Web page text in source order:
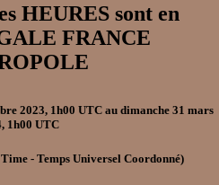
HEURES sont en
FRANCE
2023, 1h00 UTC au dimanche 31 mars
1h00 UTC
- Temps Universel Coordonné)